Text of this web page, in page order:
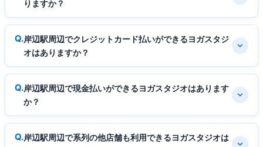
りますか？
岸辺駅周辺でクレジットカード払いができるヨガスタジ
オはありますか？
岸辺駅周辺で現金払いができるヨガスタジオはあります
か？
岸辺駅周辺で系列の他店舗も利用できるヨガスタジオは